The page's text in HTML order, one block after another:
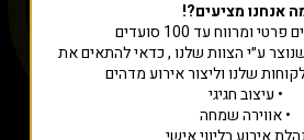
אנחנו מציעים?!
ומרווח עד 100 סועדים
ע״י הצוות שלנו , כדאי להתאים את
שלנו וליצור אירוע מדהים
• עיצוב חגיגי
• אווירה שמחה